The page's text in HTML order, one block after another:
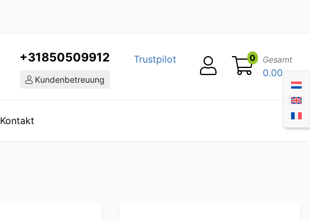
+31850509912
Kundenbetreuung
Trustpilot 0 Gesamt
0.00
Kontakt